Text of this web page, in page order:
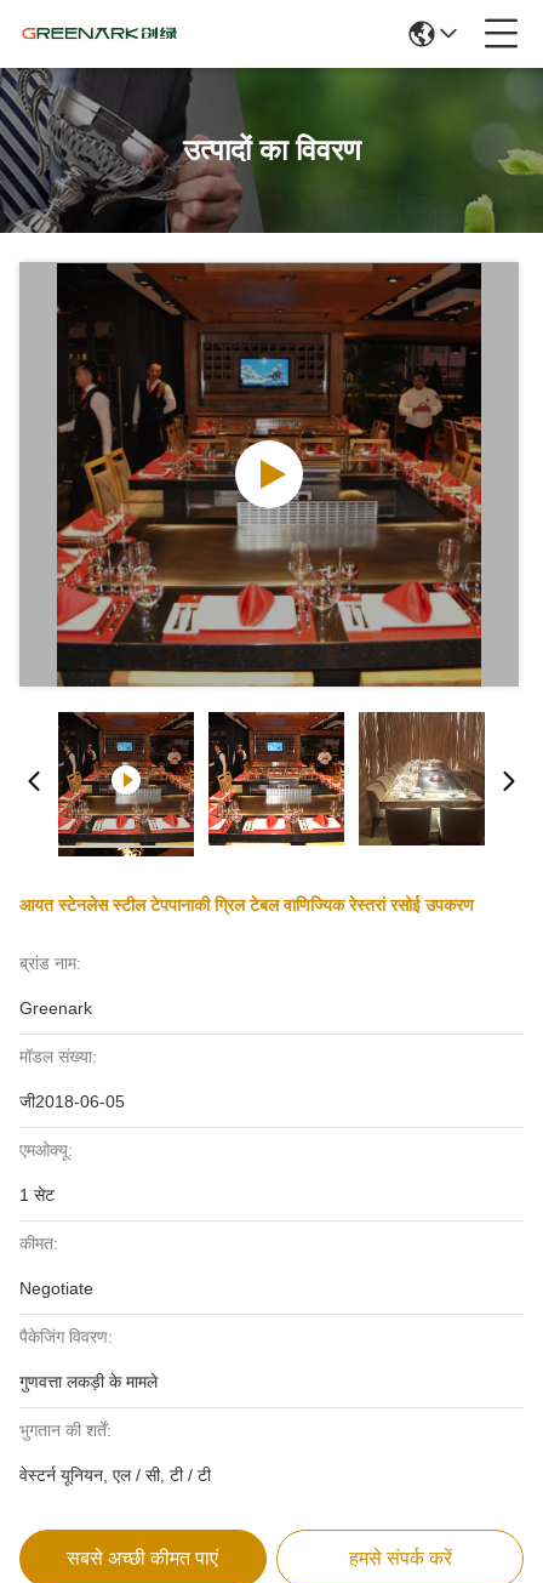
उत्पादों का विवरण
आयत स्टेनलेस स्टील टेपपानाकी ग्रिल टेबल वाणिज्यिक रेस्तरां रसोई उपकरण
ब्रांड नाम:
Greenark
मॉडल संख्या:
जी2018-06-05
एमओक्यू:
1 सेट
कीमत:
Negotiate
पैकेजिंग विवरण:
गुणवत्ता लकड़ी के मामले
भुगतान की शर्तें:
वेस्टर्न यूनियन, एल / सी, टी / टी
सबसे अच्छी कीमत पाएं हमसे संपर्क करें